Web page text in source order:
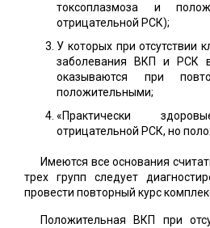
токсоплазмоза и
отрицательной РСК);
У которых при отсутствии
заболевания ВКП и РСК
оказываются при
положительными;
«Практически
отрицательной РСК, но
Имеются все основания
трех групп следует
провести повторный курс
Положительная ВКП при